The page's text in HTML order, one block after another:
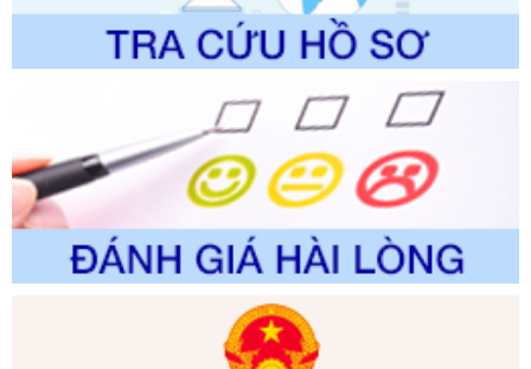
Ngày ban hành: 01/06/2026
Số kí hiệu:2310/QĐ-UBND
Tên: Về việc công bố Danh mục thủ tục hành chính sửa
đổi, bổ sung và phê duyệt Quy trình nội bộ, quy trình điện tử
trong giải quyết thủtục hành chính lĩnh vực biến đổi khí hậu
thuộc phạm vi giải quyết của Sở Nông nghiệp và Môi
trường
Ngày ban hành: 01/06/2026
Số kí hiệu:2300/QĐ-UBND
Tên: V/v công bố danh mục thủ tục hành chính được sửa
đổi, bổ sung và phê duyệt quy trình nội bộ, quy trình điện tử
giải quyết thủ tục hành chính trong lĩnh vực Luật sư thuộc
phạm vi chức năng quản lý của Sở Tư pháp
Ngày ban hành: 01/06/2026